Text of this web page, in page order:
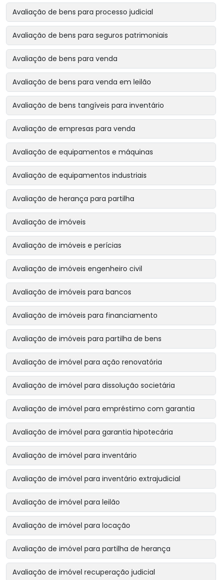
Avaliação de bens para processo judicial
Avaliação de bens para seguros patrimoniais
Avaliação de bens para venda
Avaliação de bens para venda em leilão
Avaliação de bens tangíveis para inventário
Avaliação de empresas para venda
Avaliação de equipamentos e máquinas
Avaliação de equipamentos industriais
Avaliação de herança para partilha
Avaliação de imóveis
Avaliação de imóveis e perícias
Avaliação de imóveis engenheiro civil
Avaliação de imóveis para bancos
Avaliação de imóveis para financiamento
Avaliação de imóveis para partilha de bens
Avaliação de imóvel para ação renovatória
Avaliação de imóvel para dissolução societária
Avaliação de imóvel para empréstimo com garantia
Avaliação de imóvel para garantia hipotecária
Avaliação de imóvel para inventário
Avaliação de imóvel para inventário extrajudicial
Avaliação de imóvel para leilão
Avaliação de imóvel para locação
Avaliação de imóvel para partilha de herança
Avaliação de imóvel recuperação judicial